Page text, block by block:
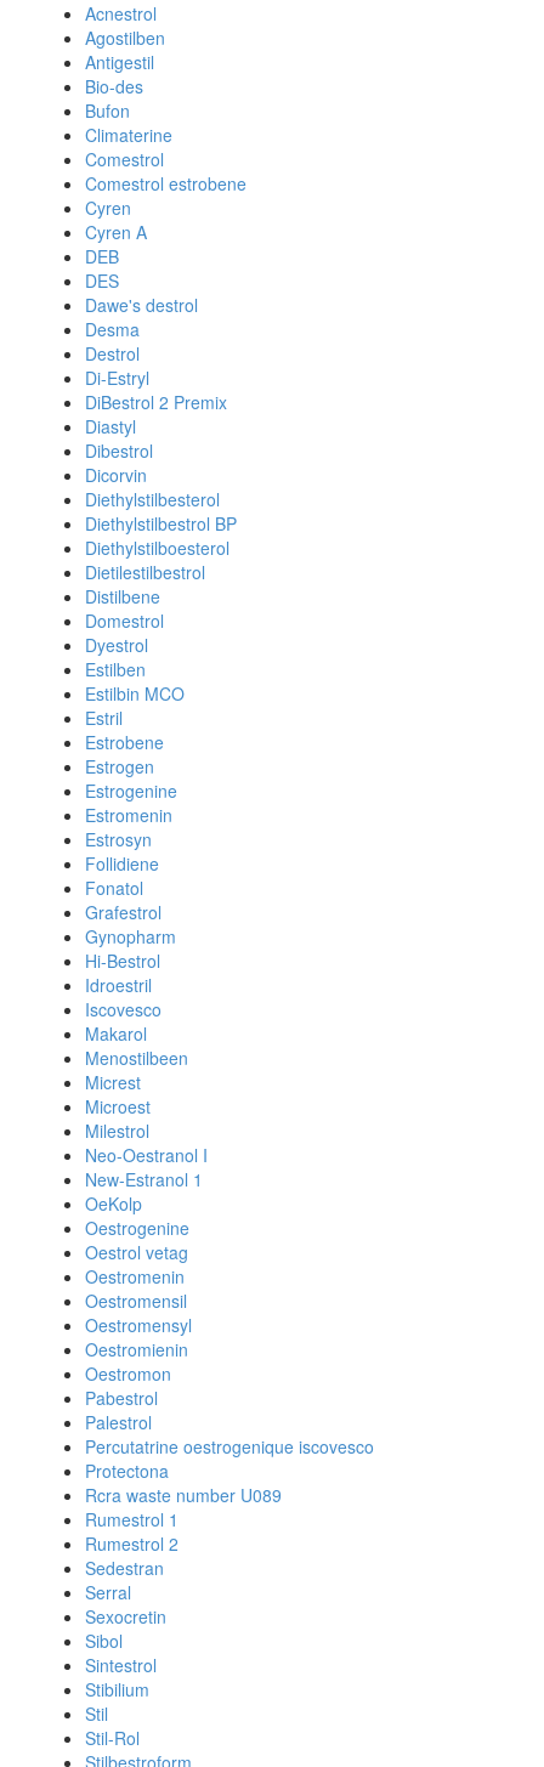
Acnestrol
Agostilben
Antigestil
Bio-des
Bufon
Climaterine
Comestrol
Comestrol estrobene
Cyren
Cyren A
DEB
DES
Dawe's destrol
Desma
Destrol
Di-Estryl
DiBestrol 2 Premix
Diastyl
Dibestrol
Dicorvin
Diethylstilbesterol
Diethylstilbestrol BP
Diethylstilboesterol
Dietilestilbestrol
Distilbene
Domestrol
Dyestrol
Estilben
Estilbin MCO
Estril
Estrobene
Estrogen
Estrogenine
Estromenin
Estrosyn
Follidiene
Fonatol
Grafestrol
Gynopharm
Hi-Bestrol
Idroestril
Iscovesco
Makarol
Menostilbeen
Micrest
Microest
Milestrol
Neo-Oestranol I
New-Estranol 1
OeKolp
Oestrogenine
Oestrol vetag
Oestromenin
Oestromensil
Oestromensyl
Oestromienin
Oestromon
Pabestrol
Palestrol
Percutatrine oestrogenique iscovesco
Protectona
Rcra waste number U089
Rumestrol 1
Rumestrol 2
Sedestran
Serral
Sexocretin
Sibol
Sintestrol
Stibilium
Stil
Stil-Rol
Stilbestroform